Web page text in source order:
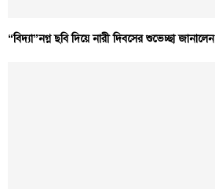
“বিদ্যা”নগ্ন ছবি দিয়ে নারী দিবসের শুভেচ্ছা জানালেন